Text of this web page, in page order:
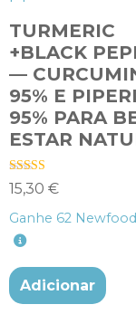
TURMERIC
+BLACK
—
95% E
95% PARA
ESTAR
Avaliação
5.00
15,30 €
Ganhe 62
Adicionar